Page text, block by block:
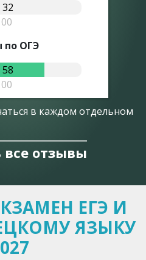
32
по ОГЭ
58
в каждом отдельном
все отзывы
ЕГЭ И
ЯЗЫКУ